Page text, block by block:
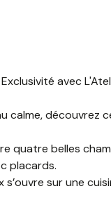
avec
calme,
quatre belles
placards.
sur une